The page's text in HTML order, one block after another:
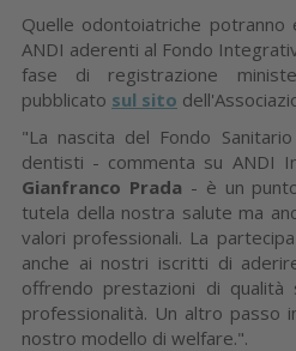
Quelle odontoiatriche
ANDI aderenti al Fondo
fase di registrazione
pubblicato sul sito
"La nascita del Fondo
dentisti - commenta su ANDI
Gianfranco Prada - è un
tutela della nostra salute ma
valori professionali. La
anche ai nostri iscritti di
offrendo prestazioni di qualità
professionalità. Un altro passo
nostro modello di welfare.".